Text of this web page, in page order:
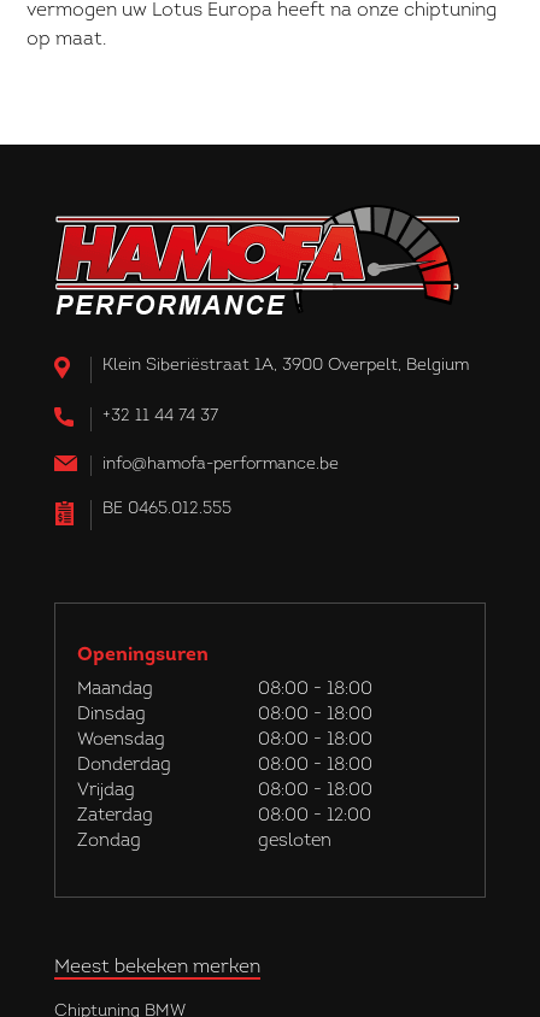
vermogen uw Lotus Europa heeft na onze chiptuning
op maat.
Klein Siberiëstraat 1A, 3900 Overpelt, Belgium
+32 11 44 74 37
info@hamofa-performance.be
BE 0465.012.555
Openingsuren
Maandag
08:00 - 18:00
Dinsdag
08:00 - 18:00
Woensdag
08:00 - 18:00
Donderdag
08:00 - 18:00
Vrijdag
08:00 - 18:00
Zaterdag
08:00 - 12:00
Zondag
gesloten
Meest bekeken merken
Chiptuning BMW